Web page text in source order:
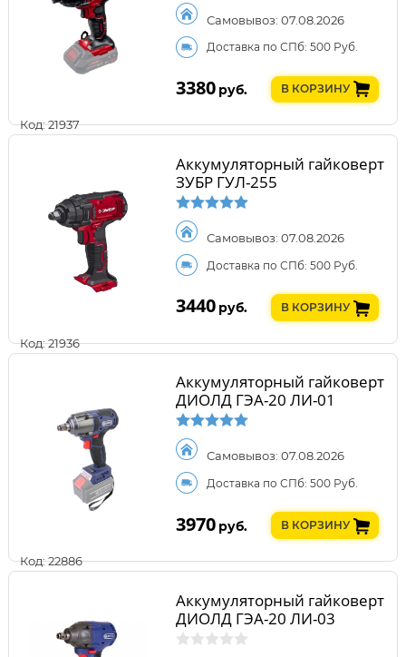
Код: 21937
Самовывоз: 07.08.2026
Доставка по СПб: 500 Руб.
3380 руб. В КОРЗИНУ
Код: 21936
Аккумуляторный гайковерт
ЗУБР ГУЛ-255
Самовывоз: 07.08.2026
Доставка по СПб: 500 Руб.
3440 руб. В КОРЗИНУ
Код: 22886
Аккумуляторный гайковерт
ДИОЛД ГЭА-20 ЛИ-01
Самовывоз: 07.08.2026
Доставка по СПб: 500 Руб.
3970 руб. В КОРЗИНУ
Аккумуляторный гайковерт
ДИОЛД ГЭА-20 ЛИ-03